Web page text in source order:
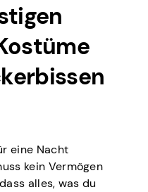
eine Nacht
kein Vermögen
alles, was du